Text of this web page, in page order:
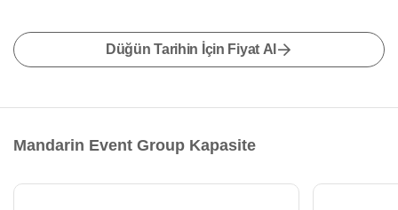
Düğün Tarihin İçin Fiyat Al
Mandarin Event Group Kapasite